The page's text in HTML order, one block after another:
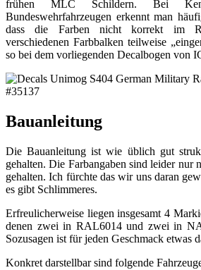
frühen MLC Schildern. Bei
Bundeswehrfahrzeugen erkennt man
dass die Farben nicht korrekt im
verschiedenen Farbbalken teilweise
so bei dem vorliegenden Decalbogen von
Bauanleitung
Die Bauanleitung ist wie üblich gut
gehalten. Die Farbangaben sind leider nur
gehalten. Ich fürchte das wir uns daran
es gibt Schlimmeres.
Erfreulicherweise liegen insgesamt 4
denen zwei in RAL6014 und zwei in
Sozusagen ist für jeden Geschmack etwas
Konkret darstellbar sind folgende